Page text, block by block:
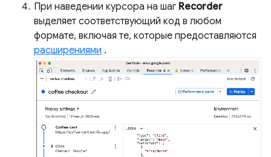
При наведении курсора на шаг Recorder
выделяет соответствующий код в любом
формате, включая те, которые предоставляются
расширениями .